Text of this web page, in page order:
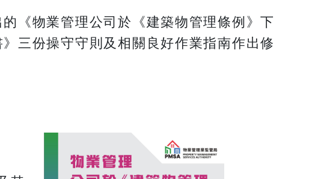
《物業管理公司於《建築物管理條例》下
三份操守守則及相關良好作業指南作出修